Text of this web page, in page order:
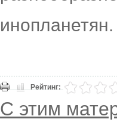
инопланетян.
Рейтинг:
С этим